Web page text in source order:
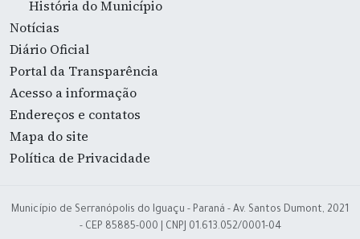
História do Município
Notícias
Diário Oficial
Portal da Transparência
Acesso a informação
Endereços e contatos
Mapa do site
Política de Privacidade
Município de Serranópolis do Iguaçu - Paraná - Av. Santos Dumont, 2021
- CEP 85885-000 | CNPJ 01.613.052/0001-04